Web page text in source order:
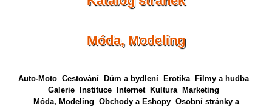
Móda, Modeling
Auto-Moto Cestování Dům a bydlení Erotika
Filmy a hudba
Galerie
Instituce Internet Kultura
Marketing
Móda, Modeling Obchody a Eshopy Osobní stránky a